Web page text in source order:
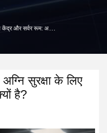
के लिए FM200 वैश्विक मानक क्यों है?
सुरक्षा के लिए
है?